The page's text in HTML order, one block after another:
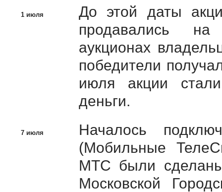
1 июля
До этой даты
продавались на
аукционах
победители
июля акции
деньги.
7 июля
Началось
(Мобильные
МТС были
Московской